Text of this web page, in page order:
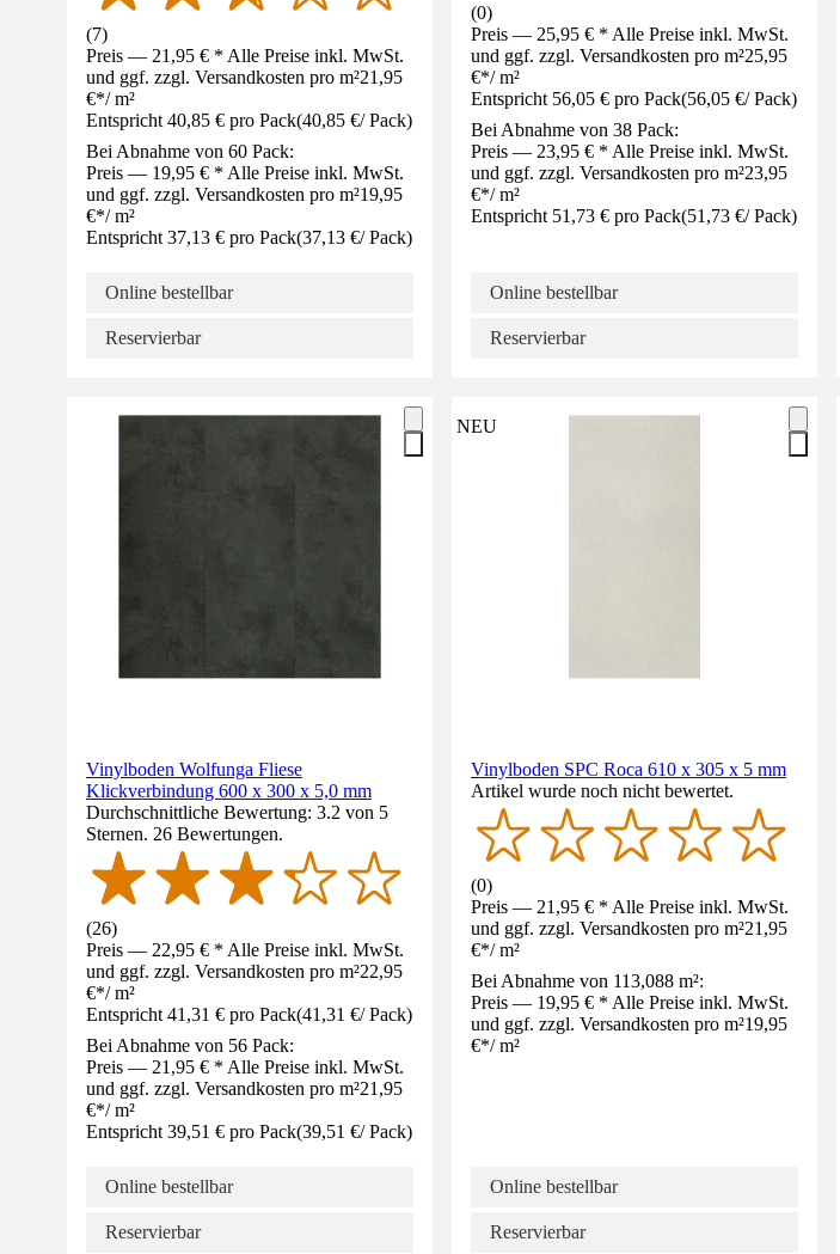
(7)
Preis — 21,95 € * Alle Preise inkl. MwSt.
und ggf. zzgl. Versandkosten pro m²21,95
€*/ m²
Entspricht 40,85 € pro Pack(40,85 €/ Pack)
Bei Abnahme von 60 Pack:
Preis — 19,95 € * Alle Preise inkl. MwSt.
und ggf. zzgl. Versandkosten pro m²19,95
€*/ m²
Entspricht 37,13 € pro Pack(37,13 €/ Pack)
Online bestellbar
Reservierbar
(0)
Preis — 25,95 € * Alle Preise inkl. MwSt.
und ggf. zzgl. Versandkosten pro m²25,95
€*/ m²
Entspricht 56,05 € pro Pack(56,05 €/ Pack)
Bei Abnahme von 38 Pack:
Preis — 23,95 € * Alle Preise inkl. MwSt.
und ggf. zzgl. Versandkosten pro m²23,95
€*/ m²
Entspricht 51,73 € pro Pack(51,73 €/ Pack)
Online bestellbar
Reservierbar
Vinylboden Wolfunga Fliese
Klickverbindung 600 x 300 x 5,0 mm
Durchschnittliche Bewertung: 3.2 von 5
Sternen. 26 Bewertungen.
(26)
Preis — 22,95 € * Alle Preise inkl. MwSt.
und ggf. zzgl. Versandkosten pro m²22,95
€*/ m²
Entspricht 41,31 € pro Pack(41,31 €/ Pack)
Bei Abnahme von 56 Pack:
Preis — 21,95 € * Alle Preise inkl. MwSt.
und ggf. zzgl. Versandkosten pro m²21,95
€*/ m²
Entspricht 39,51 € pro Pack(39,51 €/ Pack)
Online bestellbar
Reservierbar
NEU
Vinylboden SPC Roca 610 x 305 x 5 mm
Artikel wurde noch nicht bewertet.
(0)
Preis — 21,95 € * Alle Preise inkl. MwSt.
und ggf. zzgl. Versandkosten pro m²21,95
€*/ m²
Bei Abnahme von 113,088 m²:
Preis — 19,95 € * Alle Preise inkl. MwSt.
und ggf. zzgl. Versandkosten pro m²19,95
€*/ m²
Online bestellbar
Reservierbar